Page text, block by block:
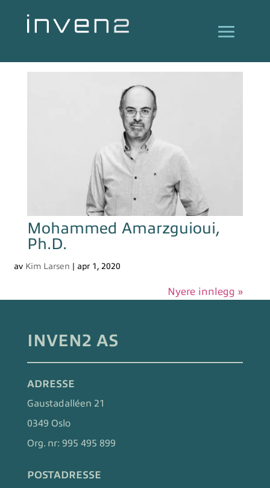
Mohammed Amarzguioui,
Ph.D.
av Kim Larsen apr 1, 2020
Nyere innlegg »
INVEN2 AS
ADRESSE
Gaustadalléen 21
0349 Oslo
Org. nr: 995 495 899
POSTADRESSE